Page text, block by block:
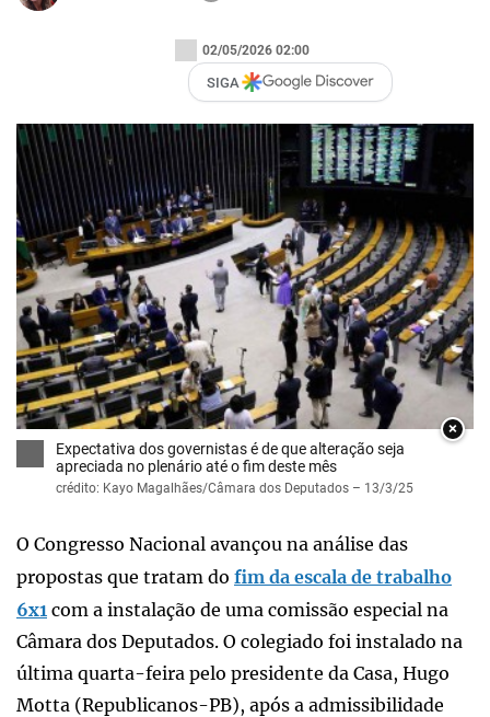
02/05/2026 02:00
SIGA
×
Expectativa dos governistas é de que alteração seja
apreciada no plenário até o fim deste mês
crédito: Kayo Magalhães/Câmara dos Deputados – 13/3/25
O Congresso Nacional avançou na análise das
propostas que tratam do fim da escala de trabalho
6x1 com a instalação de uma comissão especial na
Câmara dos Deputados. O colegiado foi instalado na
última quarta-feira pelo presidente da Casa, Hugo
Motta (Republicanos-PB), após a admissibilidade